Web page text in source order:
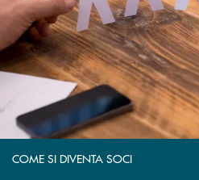
COME SI DIVENTA SOCI